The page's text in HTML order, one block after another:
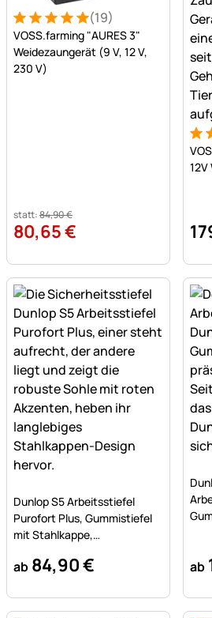
Bewertung: 5 von 5 (19
19 Bewertungen
(19)
VOSS.farming "AURES 3"
Weidezaungerät (9 V, 12 V,
230 V)
statt:84,90€
80,65€
61
Noch keine Bewertungen
Dunlop S5 Arbeitsstiefel
Purofort Plus, Gummistiefel
mit Stahlkappe,
ab 84,90€ ab